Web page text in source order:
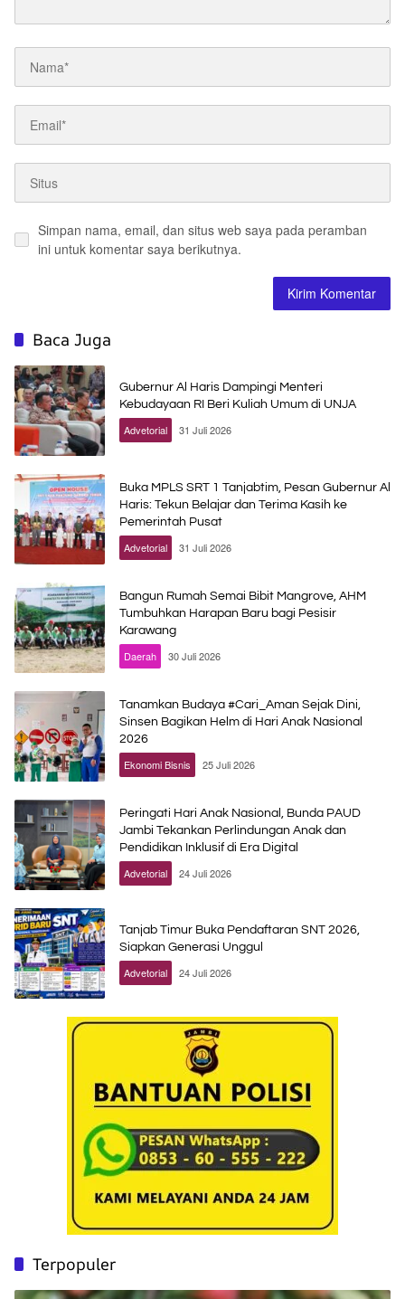
Simpan nama, email, dan situs web saya pada peramban
ini untuk komentar saya berikutnya.
Baca Juga
Gubernur Al Haris Dampingi Menteri
Kebudayaan RI Beri Kuliah Umum di UNJA
Advetorial 31 Juli 2026
Buka MPLS SRT 1 Tanjabtim, Pesan Gubernur Al
Haris: Tekun Belajar dan Terima Kasih ke
Pemerintah Pusat
Advetorial 31 Juli 2026
Bangun Rumah Semai Bibit Mangrove, AHM
Tumbuhkan Harapan Baru bagi Pesisir
Karawang
Daerah 30 Juli 2026
Tanamkan Budaya #Cari_Aman Sejak Dini,
Sinsen Bagikan Helm di Hari Anak Nasional
2026
Ekonomi Bisnis 25 Juli 2026
Peringati Hari Anak Nasional, Bunda PAUD
Jambi Tekankan Perlindungan Anak dan
Pendidikan Inklusif di Era Digital
Advetorial 24 Juli 2026
Tanjab Timur Buka Pendaftaran SNT 2026,
Siapkan Generasi Unggul
Advetorial 24 Juli 2026
Terpopuler